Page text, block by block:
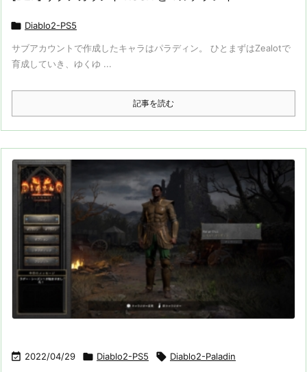
 Diablo2-PS5
サブアカウントで作成したキャラはパラディン。 ひとまずはZealotで
育成していき、ゆくゆ ...
記事を読む
 2022/04/29  Diablo2-PS5  Diablo2-Paladin